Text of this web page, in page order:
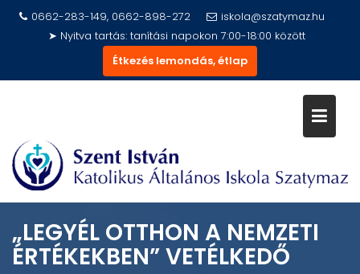
0662-283-149, 0662-898-272
iskola@szatymaz.hu
➤ Nyitva tartás: tanítási napokon 7:00-18:00 között
Étkezés lemondás, étlap
„LEGYÉL OTTHON A NEMZETI
ÉRTÉKEKBEN” VETÉLKEDŐ